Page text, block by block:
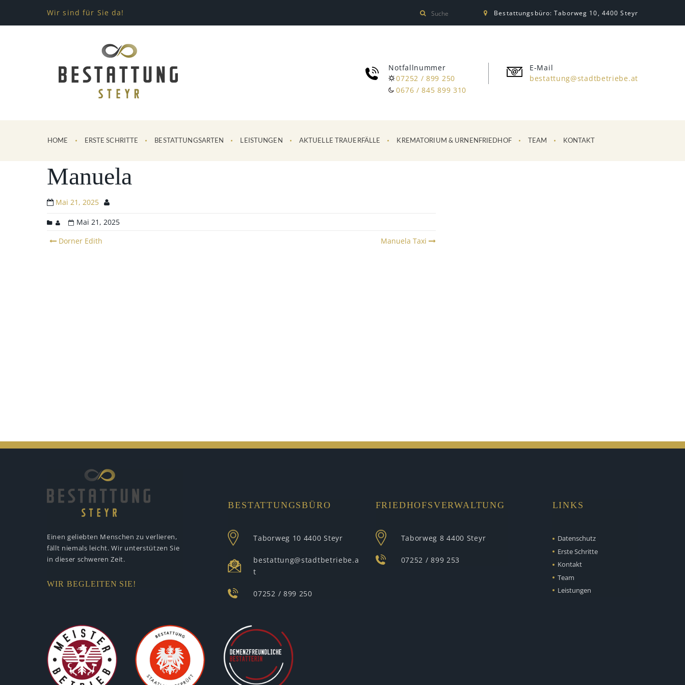
Wir sind für Sie da! Bestattungsbüro: Taborweg 10, 4400 Steyr
Notfallnummer
07252 / 899 250
0676 / 845 899 310
E-Mail
bestattung@stadtbetriebe.at
HOME ERSTE SCHRITTE BESTATTUNGSARTEN LEISTUNGEN AKTUELLE TRAUERFÄLLE KREMATORIUM & URNENFRIEDHOF TEAM KONTAKT
Manuela
Mai 21, 2025
Mai 21, 2025
Post
Dorner Edith Manuela Taxi
Einen geliebten Menschen zu verlieren,
fällt niemals leicht. Wir unterstützen Sie
in dieser schweren Zeit.
WIR BEGLEITEN SIE!
BESTATTUNGSBÜRO
Taborweg 10 4400 Steyr
bestattung@stadtbetriebe.a
t
07252 / 899 250
FRIEDHOFSVERWALTUNG
Taborweg 8 4400 Steyr
07252 / 899 253
LINKS
Datenschutz
Erste Schritte
Kontakt
Team
Leistungen